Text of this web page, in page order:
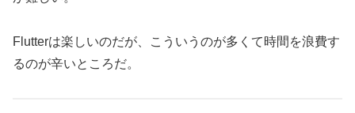
Flutterは楽しいのだが、こういうのが多くて時間を浪費す
るのが辛いところだ。